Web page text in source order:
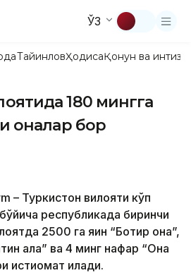
ЎЗ
ТайинловҲодисаҚонун ва
180 мингга
оналар бор
– Туркистон вилояти кўп
республикада биринчи
2500 га яқин “Ботир она”,
алқа” ва 4 минг нафар “Она
қилади.